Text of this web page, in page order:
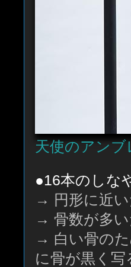
天使のアン
●16本のしな
→ 円形に近
→ 骨数が多
→ 白い骨の
に骨が黒く写